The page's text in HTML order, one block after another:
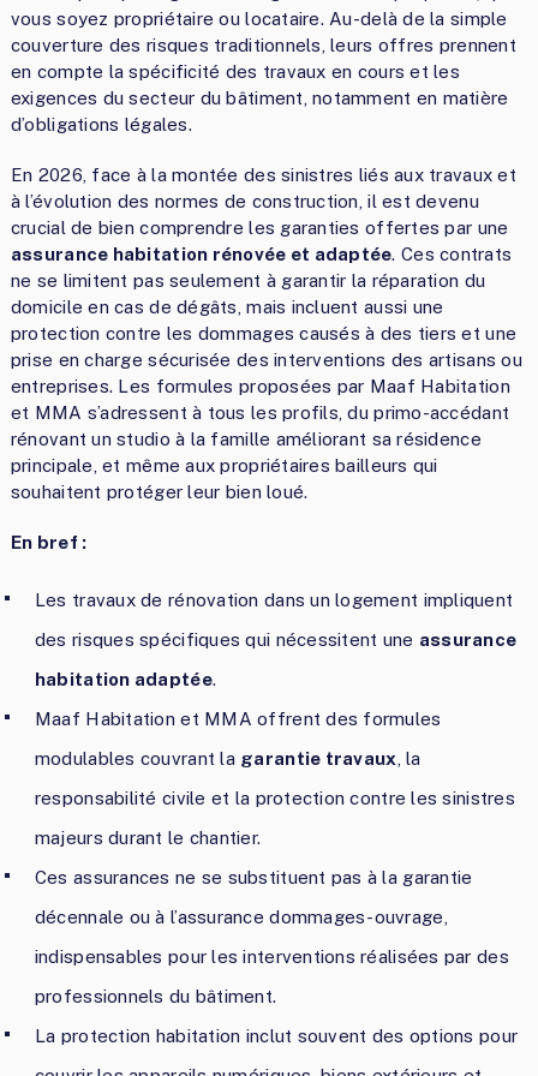
vous soyez propriétaire ou locataire. Au-delà de la simple
couverture des risques traditionnels, leurs offres prennent
en compte la spécificité des travaux en cours et les
exigences du secteur du bâtiment, notamment en matière
d’obligations légales.
En 2026, face à la montée des sinistres liés aux travaux et
à l’évolution des normes de construction, il est devenu
crucial de bien comprendre les garanties offertes par une
assurance habitation rénovée et adaptée. Ces contrats
ne se limitent pas seulement à garantir la réparation du
domicile en cas de dégâts, mais incluent aussi une
protection contre les dommages causés à des tiers et une
prise en charge sécurisée des interventions des artisans ou
entreprises. Les formules proposées par Maaf Habitation
et MMA s’adressent à tous les profils, du primo-accédant
rénovant un studio à la famille améliorant sa résidence
principale, et même aux propriétaires bailleurs qui
souhaitent protéger leur bien loué.
En bref :
Les travaux de rénovation dans un logement impliquent
des risques spécifiques qui nécessitent une assurance
habitation adaptée.
Maaf Habitation et MMA offrent des formules
modulables couvrant la garantie travaux , la
responsabilité civile et la protection contre les sinistres
majeurs durant le chantier.
Ces assurances ne se substituent pas à la garantie
décennale ou à l’assurance dommages-ouvrage,
indispensables pour les interventions réalisées par des
professionnels du bâtiment.
La protection habitation inclut souvent des options pour